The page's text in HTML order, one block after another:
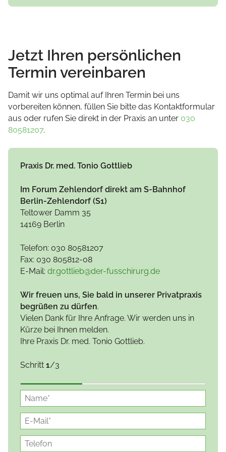
Jetzt Ihren persönlichen
Termin vereinbaren
Damit wir uns optimal auf Ihren Termin bei uns
vorbereiten können, füllen Sie bitte das Kontaktformular
aus oder rufen Sie direkt in der Praxis an unter 030
80581207.
Praxis Dr. med. Tonio Gottlieb
Im Forum Zehlendorf direkt am S-Bahnhof
Berlin-Zehlendorf (S1)
Teltower Damm 35
14169 Berlin
Telefon: 030 80581207
Fax: 030 805812-08
E-Mail: dr.gottlieb@der-fusschirurg.de
Wir freuen uns, Sie bald in unserer Privatpraxis
begrüßen zu dürfen.
Vielen Dank für Ihre Anfrage. Wir werden uns in
Kürze bei Ihnen melden.
Ihre Praxis Dr. med. Tonio Gottlieb.
Schritt 1/3